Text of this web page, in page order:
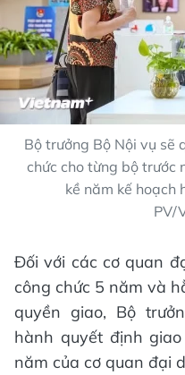
Bộ trưởng Bộ Nội vụ sẽ
chức cho từng bộ trước
kề năm kế hoạch
PV/
Đối với các cơ quan
công chức 5 năm và
quyền giao, Bộ
hành quyết định
năm của cơ quan đại